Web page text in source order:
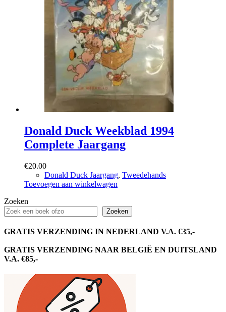
Donald Duck Weekblad 1994
Complete Jaargang
€20.00
Donald Duck Jaargang, Tweedehands
Toevoegen aan winkelwagen
Zoeken
Zoeken
GRATIS VERZENDING IN NEDERLAND V.A. €35,-
GRATIS VERZENDING NAAR BELGIË EN DUITSLAND
V.A. €85,-